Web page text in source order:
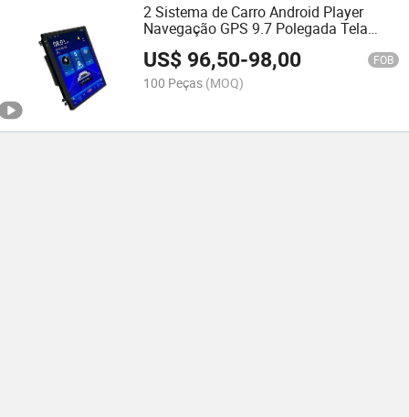
2 Sistema de Carro Android Player
Navegação GPS 9.7 Polegada Tela
Vertical Rádio FM Conexão USB MP5
12V Estéreo de Carro
US$ 96,50-98,00 FOB
100 Peças (MOQ)